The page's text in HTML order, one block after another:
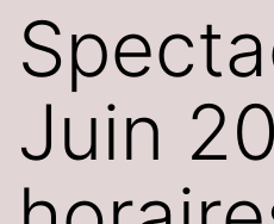
Juin